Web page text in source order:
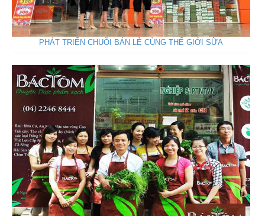
PHÁT TRIỂN CHUỖI BÁN LẺ CÙNG THẾ GIỚI SỮA